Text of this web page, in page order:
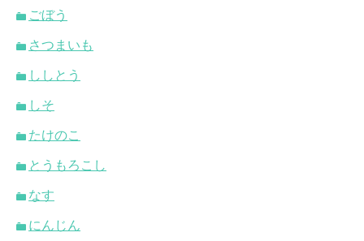
ごぼう
さつまいも
ししとう
しそ
たけのこ
とうもろこし
なす
にんじん